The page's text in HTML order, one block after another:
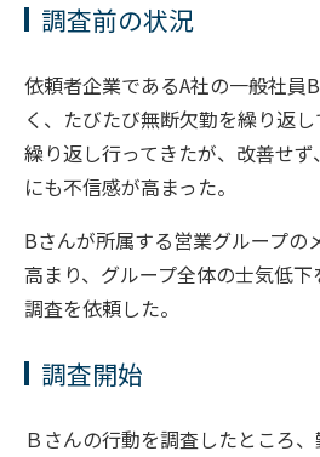
調査前の状況
依頼者企業であるA社の一般社員
く、たびたび無断欠勤を繰り返
繰り返し行ってきたが、改善せ
にも不信感が高まった。
Bさんが所属する営業グループの
高まり、グループ全体の士気低
調査を依頼した。
調査開始
Ｂさんの行動を調査したところ